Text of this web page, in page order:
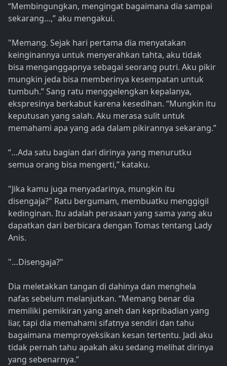
“Membingungkan, mengingat bagaimana dia sampai
sekarang…,” aku mengakui.
"Memang. Sejak hari pertama dia menyatakan
keinginannya untuk menyerahkan tahta, aku tidak
bisa menganggapnya sebagai seorang putri. Aku pikir
mungkin jeda bisa memberinya kesempatan untuk
tumbuh.” Sang ratu menggelengkan kepalanya,
ekspresinya berkabut karena kesedihan. “Mungkin itu
keputusan yang salah. Aku merasa sulit untuk
memahami apa yang ada dalam pikirannya sekarang.”
“…Ada satu bagian dari dirinya yang menurutku
semua orang bisa mengerti,” kataku.
"Jika kamu juga menyadarinya, mungkin itu
disengaja?" Ratu bergumam, membuatku menggigil
kedinginan. Itu adalah perasaan yang sama yang aku
dapatkan dari berbicara dengan Tomas tentang Lady
Anis.
"…Disengaja?"
Dia meletakkan tangan di dahinya dan menghela
nafas sebelum melanjutkan. “Memang benar dia
memiliki pemikiran yang aneh dan kepribadian yang
liar, tapi dia memahami sifatnya sendiri dan tahu
bagaimana memproyeksikan kesan tertentu. Jadi aku
tidak pernah tahu apakah aku sedang melihat dirinya
yang sebenarnya.”